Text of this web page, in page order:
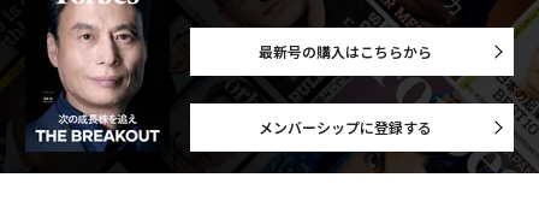
最新号の購入はこちらから
メンバーシップに登録する